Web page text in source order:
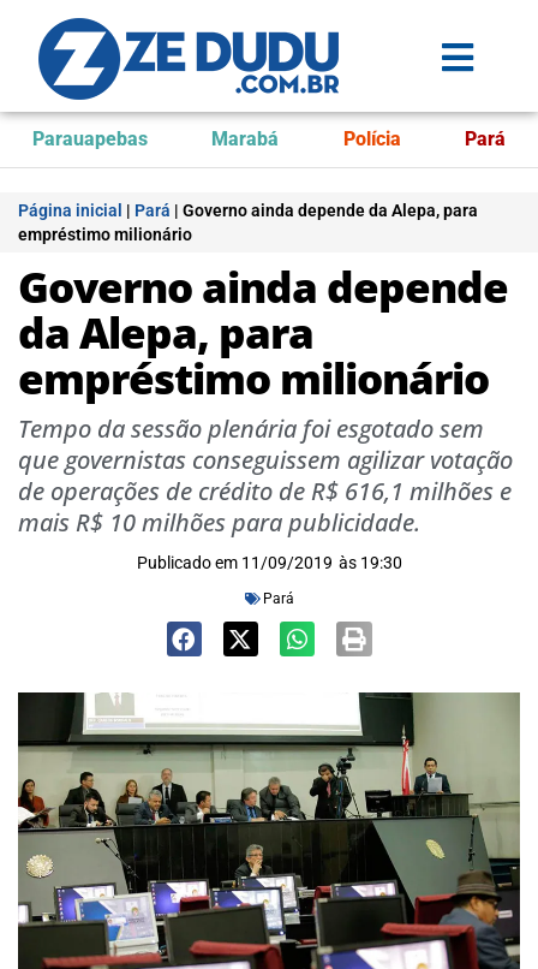
Parauapebas Marabá Polícia Pará
Página inicial | Pará | Governo ainda depende da Alepa, para
empréstimo milionário
Governo ainda depende
da Alepa, para
empréstimo milionário
Tempo da sessão plenária foi esgotado sem
que governistas conseguissem agilizar votação
de operações de crédito de R$ 616,1 milhões e
mais R$ 10 milhões para publicidade.
Publicado em 11/09/2019 às 19:30
Pará